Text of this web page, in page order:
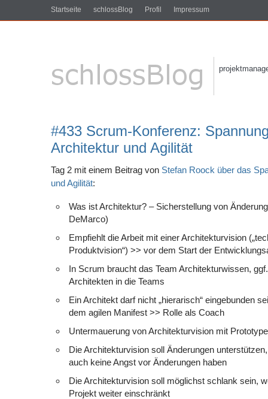
Startseite schlossBlog Profil Impressum
#433 Scrum-Konferenz:
Architektur und Agilität
Tag 2 mit einem Beitrag von Stefan Roock über das
und Agilität:
Was ist Architektur? – Sicherstellung von
DeMarco)
Empfiehlt die Arbeit mit einer Architekturvision
Produktvision“) >> vor dem Start der
In Scrum braucht das Team Architekturwissen,
Architekten in die Teams
Ein Architekt darf nicht „hierarisch“ eingebunden
dem agilen Manifest >> Rolle als Coach
Untermauerung von Architekturvision mit
Die Architekturvision soll Änderungen
auch keine Angst vor Änderungen haben
Die Architekturvision soll möglichst schlank sein,
Projekt weiter einschränkt